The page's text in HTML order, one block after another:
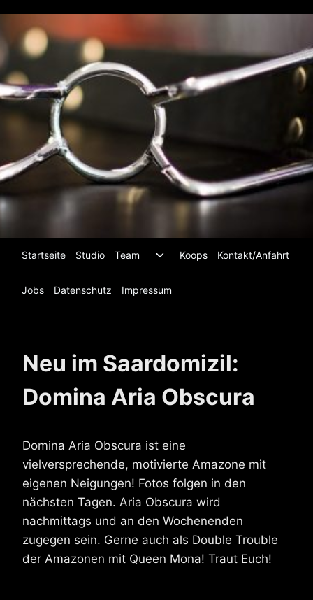
Inhalt
springen
Startseite Studio Team
Untermenü
umschalten
Koops Kontakt/Anfahrt
Jobs Datenschutz Impressum
Neu im Saardomizil:
Domina Aria Obscura
Domina Aria Obscura ist eine
vielversprechende, motivierte Amazone mit
eigenen Neigungen! Fotos folgen in den
nächsten Tagen. Aria Obscura wird
nachmittags und an den Wochenenden
zugegen sein. Gerne auch als Double Trouble
der Amazonen mit Queen Mona! Traut Euch!